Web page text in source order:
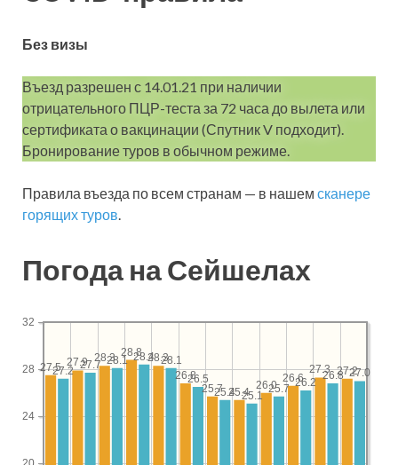
Без визы
Въезд разрешен с 14.01.21 при наличии
отрицательного ПЦР-теста за 72 часа до вылета или
сертификата о вакцинации (Спутник V подходит).
Бронирование туров в обычном режиме.
Правила въезда по всем странам — в нашем сканере
горящих туров.
Погода на Сейшелах